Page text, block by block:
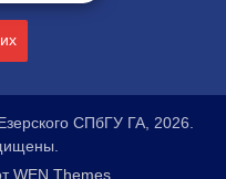
СПбГУ ГА, 2026.
WEN Themes